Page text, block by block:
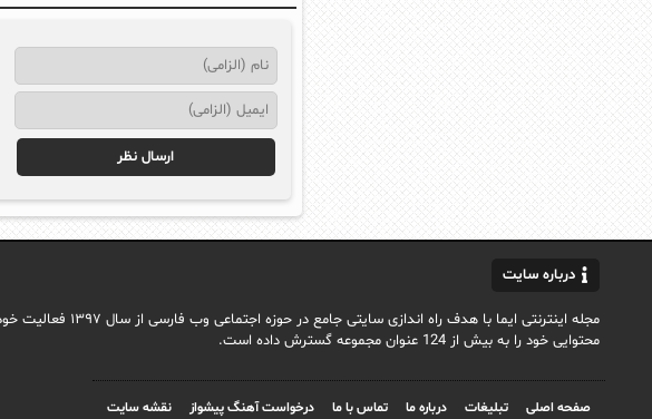
درباره سایت
مجله اینترنتی ایما با هدف
محتوایی خود را به بیش از 124 عنوان مجموعه گسترش داده است.
صفحه اصلی تبلیغات درباره ما تماس با ما درخواست آهنگ پیشواز نقشه سایت